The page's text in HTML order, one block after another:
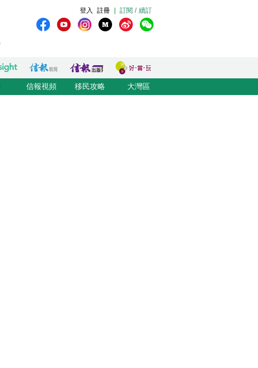
訂閱 / 續訂
註冊
登入
信報視頻 移民攻略 大灣區